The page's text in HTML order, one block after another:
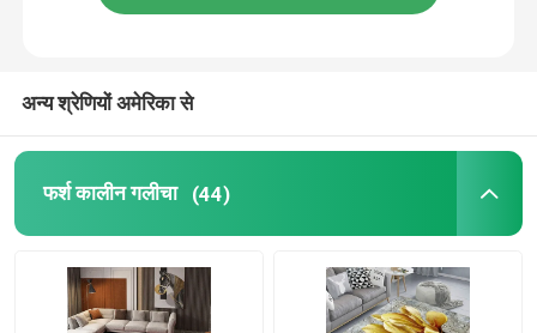
कमर्शियल फ्लोर मैट
शग क्षेत्र गलीचा
टॉयलेट मैट सेट
अन्य श्रेणियों अमेरिका से
फर्श कालीन गलीचा (44)